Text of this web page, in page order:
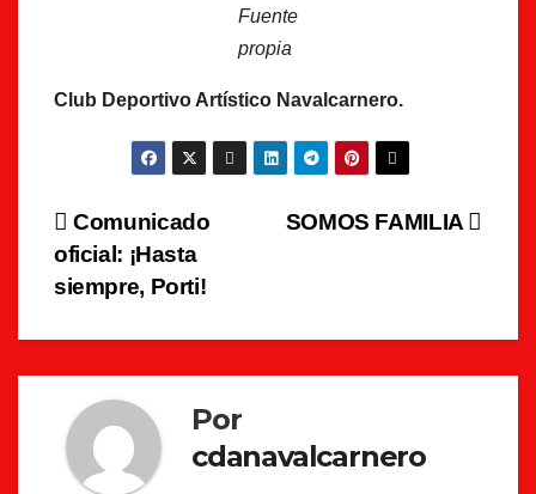
Fuente
propia
Club Deportivo Artístico Navalcarnero.
Navegación
de
entradas
SOMOS FAMILIA
Comunicado
oficial: ¡Hasta
siempre, Porti!
Por
cdanavalcarnero